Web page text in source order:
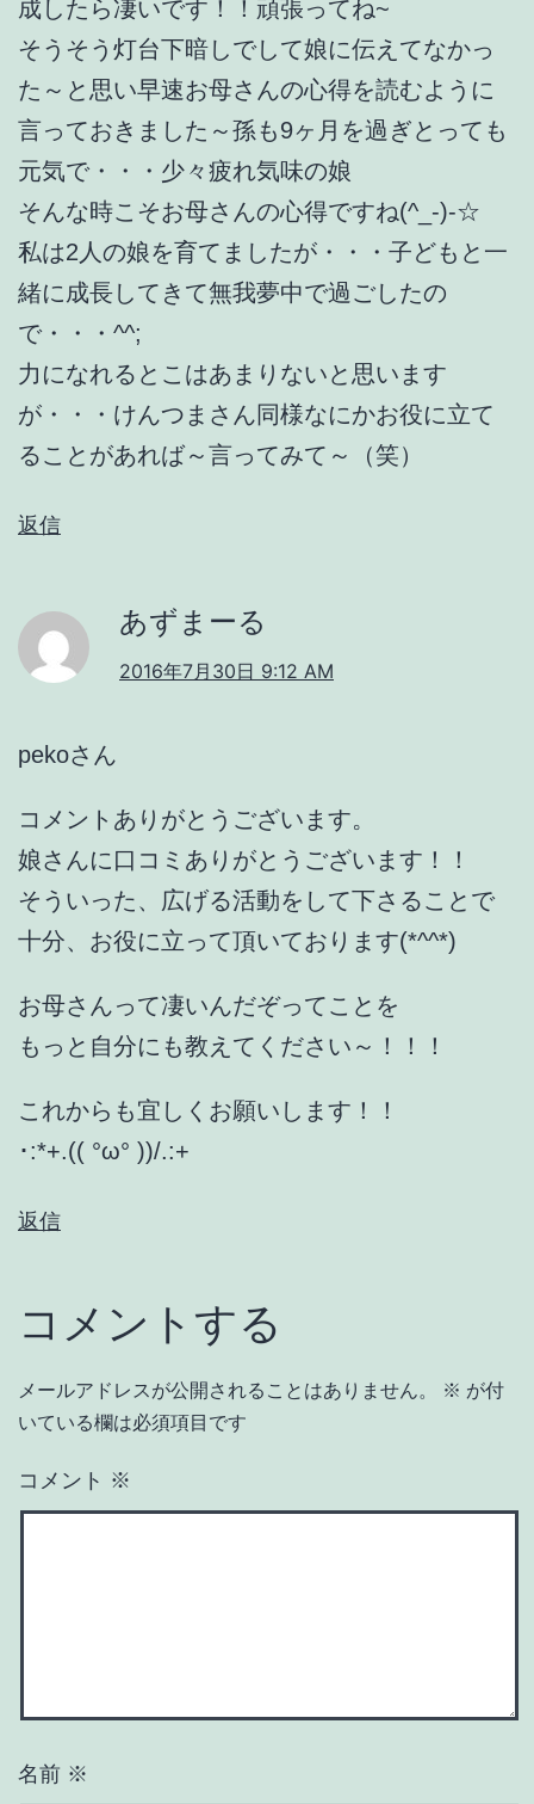
成したら凄いです！！頑張ってね~
そうそう灯台下暗しでして娘に伝えてなかっ
た～と思い早速お母さんの心得を読むように
言っておきました～孫も9ヶ月を過ぎとっても
元気で・・・少々疲れ気味の娘
そんな時こそお母さんの心得ですね(^_-)-☆
私は2人の娘を育てましたが・・・子どもと一
緒に成長してきて無我夢中で過ごしたの
で・・・^^;
力になれるとこはあまりないと思います
が・・・けんつまさん同様なにかお役に立て
ることがあれば～言ってみて～（笑）
返信
あずまーる
2016年7月30日 9:12 AM
pekoさん
コメントありがとうございます。
娘さんに口コミありがとうございます！！
そういった、広げる活動をして下さることで
十分、お役に立って頂いております(*^^*)
お母さんって凄いんだぞってことを
もっと自分にも教えてください～！！！
これからも宜しくお願いします！！
･:*+.(( °ω° ))/.:+
返信
コメントする
メールアドレスが公開されることはありません。 ※ が付
いている欄は必須項目です
コメント ※
名前 ※